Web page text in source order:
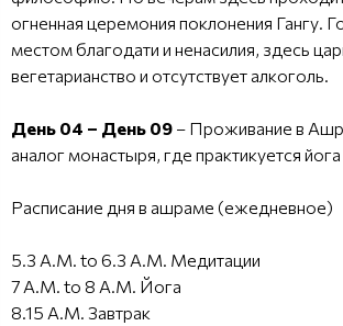
огненная церемония поклонения Гангу.
местом благодати и ненасилия, здесь
вегетарианство и отсутствует алкоголь.
День 04 – День 09 – Проживание в
аналог монастыря, где практикуется
Расписание дня в ашраме (ежедневное)
5.3 A.M. to 6.3 A.M. Медитации
7 A.M. to 8 A.M. Йога
8.15 A.M. Завтрак